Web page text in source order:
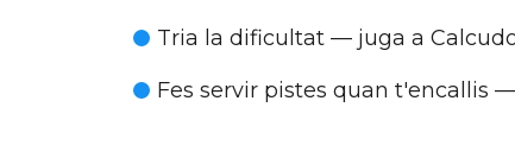
Tria la dificultat — juga a
Fes servir pistes quan t'encallis —